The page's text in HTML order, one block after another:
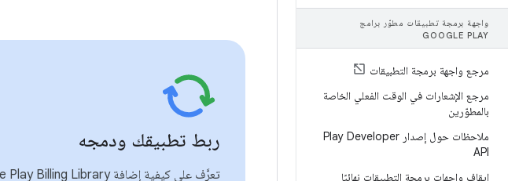
واجهة برمجة تطبيقات مطوّر برامج
GOOGLE PLAY
مرجع واجهة برمجة التطبيقات
مرجع الإشعارات في الوقت الفعلي الخاصة
بالمطوّرين
ملاحظات حول إصدار Play Developer
API
إيقاف واجهات برمجة التطبيقات نهائيًا
ربط تطبيقك ودمجه